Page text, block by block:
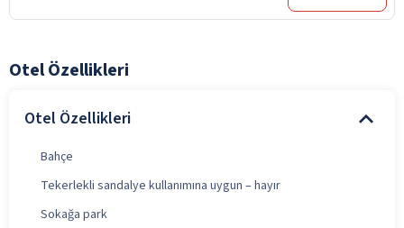
Otel Özellikleri
Otel Özellikleri
Bahçe
Tekerlekli sandalye kullanımına uygun – hayır
Sokağa park